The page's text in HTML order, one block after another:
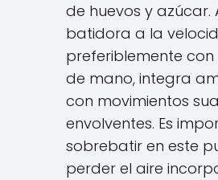
de huevos y azúcar.
batidora a la
preferiblemente con
de mano, integra
con movimientos
envolventes. Es
sobrebatir en este
perder el aire